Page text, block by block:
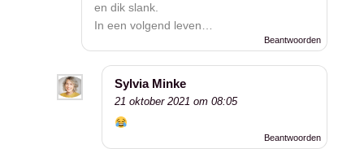
en dik slank.
In een volgend leven…
Beantwoorden
Sylvia Minke
21 oktober 2021 om 08:05
Beantwoorden